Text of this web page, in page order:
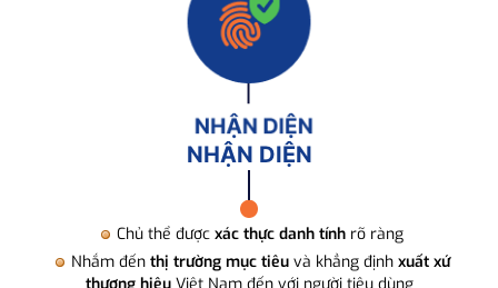
NHẬN DIỆN
Chủ thể được xác thực danh tính rõ ràng
Nhắm đến thị trường mục tiêuvà khẳng định xuất xứ